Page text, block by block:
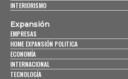
INTERIORISMO
Expansión
EMPRESAS
HOME EXPANSIÓN POLITICA
ECONOMÍA
INTERNACIONAL
TECNOLOGÍA